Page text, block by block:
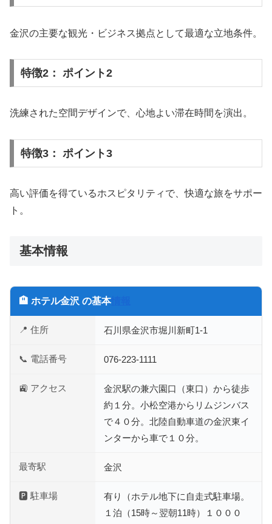
金沢の主要な観光・ビジネス拠点として最適な立地条件。
特徴2： ポイント2
洗練された空間デザインで、心地よい滞在時間を演出。
特徴3： ポイント3
高い評価を得ているホスピタリティで、快適な旅をサポー
ト。
基本情報
🏨 ホテル金沢 の基本情報
📍 住所 石川県金沢市堀川新町1-1
📞 電話番号 076-223-1111
🚉 アクセス
金沢駅の兼六園口（東口）から徒歩
約１分。小松空港からリムジンバス
で４０分。北陸自動車道の金沢東イ
ンターから車で１０分。
最寄駅 金沢
🅿 駐車場
有り（ホテル地下に自走式駐車場。
１泊（15時～翌朝11時）１０００